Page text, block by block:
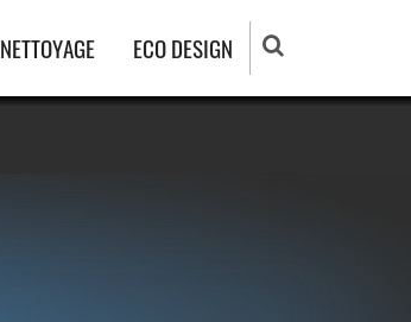
NETTOYAGE ECO DESIGN